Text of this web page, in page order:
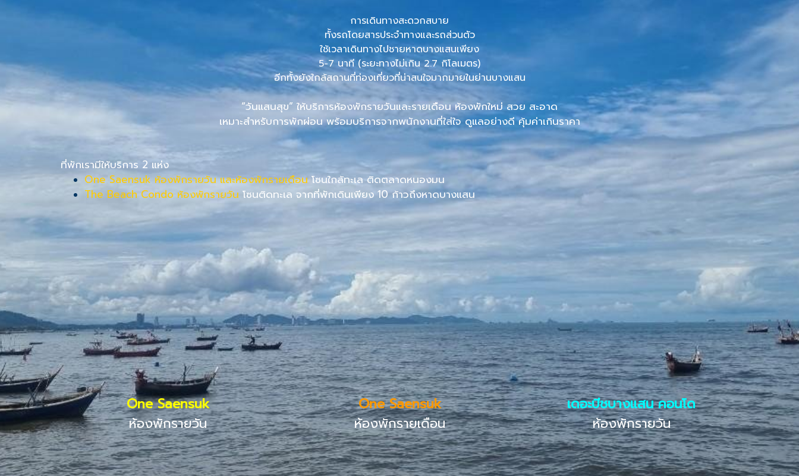
การเดินทางสะดวกสบาย
ทั้งรถโดยสารประจำทางและรถส่วนตัว
ใช้เวลาเดินทางไปชายหาดบางแสนเพียง
5-7 นาที(ระยะทางไม่เกิน 2.7 กิโลเมตร)
อีกทั้งยังใกล้สถานที่ท่องเที่ยวที่น่าสนใจมากมายในย่านบางแสน
“วันแสนสุข” ให้บริการห้องพักรายวันและรายเดือน ห้องพักใหม่ สวย สะอาด
เหมาะสำหรับการพักผ่อน พร้อมบริการจากพนักงานที่ใส่ใจ ดูแลอย่างดี คุ้มค่าเกินราคา
ที่พักเรามีให้บริการ 2 แห่ง
One Saensuk ห้องพักรายวัน และห้องพักรายเดือนโซนใกล้ทะเล ติดตลาดหนองมน
The Beach Condo ห้องพักรายวัน โซนติดทะเล จากที่พักเดินเพียง 10 ก้าวถึงหาดบางแสน
One Saensuk
ห้องพักรายวัน
One Saensuk
ห้องพักรายเดือน
เดอะบีชบางแสน คอนโด
ห้องพักรายวัน